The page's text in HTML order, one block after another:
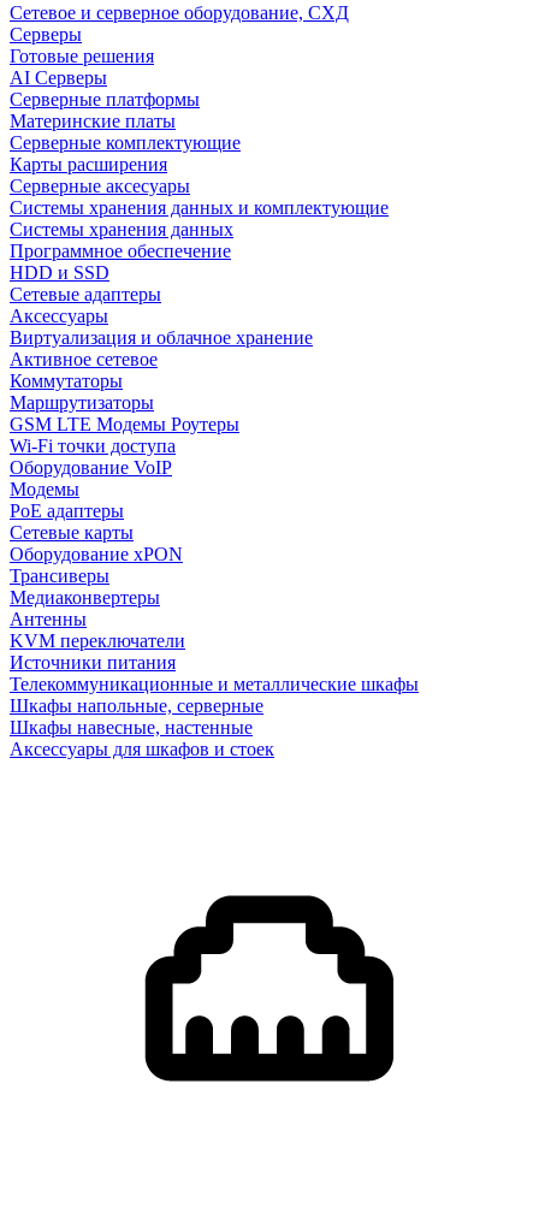
Сетевое и серверное оборудование, СХД
Cерверы
Готовые решения
AI Серверы
Серверные платформы
Материнские платы
Серверные комплектующие
Карты расширения
Серверные аксесуары
Системы хранения данных и комплектующие
Системы хранения данных
Программное обеспечение
HDD и SSD
Сетевые адаптеры
Аксессуары
Виртуализация и облачное хранение
Активное сетевое
Коммутаторы
Маршрутизаторы
GSM LTE Модемы Роутеры
Wi-Fi точки доступа
Оборудование VoIP
Модемы
PoE адаптеры
Сетевые карты
Оборудование xPON
Трансиверы
Медиаконвертеры
Антенны
KVM переключатели
Источники питания
Телекоммуникационные и металлические шкафы
Шкафы напольные, серверные
Шкафы навесные, настенные
Аксессуары для шкафов и стоек